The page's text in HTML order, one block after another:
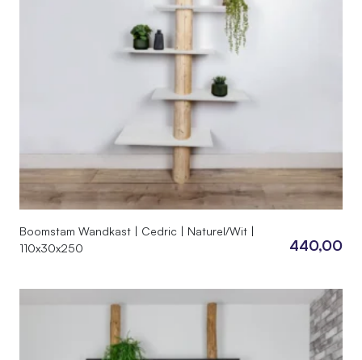
Boomstam Wandkast | Cedric | Naturel/Wit |
110x30x250
440,00